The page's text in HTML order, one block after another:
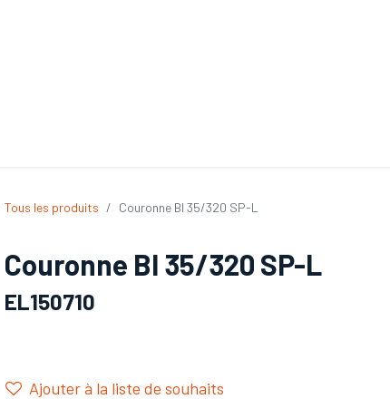
Tous les produits Couronne BI 35/320 SP-L
Couronne BI 35/320 SP-L
EL150710
Ajouter à la liste de souhaits